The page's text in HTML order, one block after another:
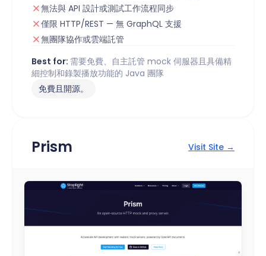
無法與 API 設計或測試工作流程同步
僅限 HTTP/REST — 無 GraphQL 支援
無團隊協作或雲端託管
Best for: 需要免費、自主託管 mock 伺服器且具備精
細控制和錄製播放功能的 Java 團隊
免費且開源。
Prism Visit Site →